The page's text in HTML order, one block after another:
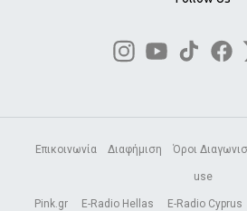
Επικοινωνία Διαφήμιση Όροι
use
Pink.gr E-Radio Hellas E-Radio Cyprus